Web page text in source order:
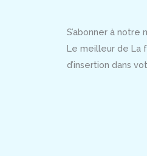
S’abonner à
Le meilleur de La
d’insertion dans